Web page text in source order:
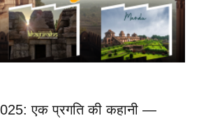
एक प्रगति की कहानी —